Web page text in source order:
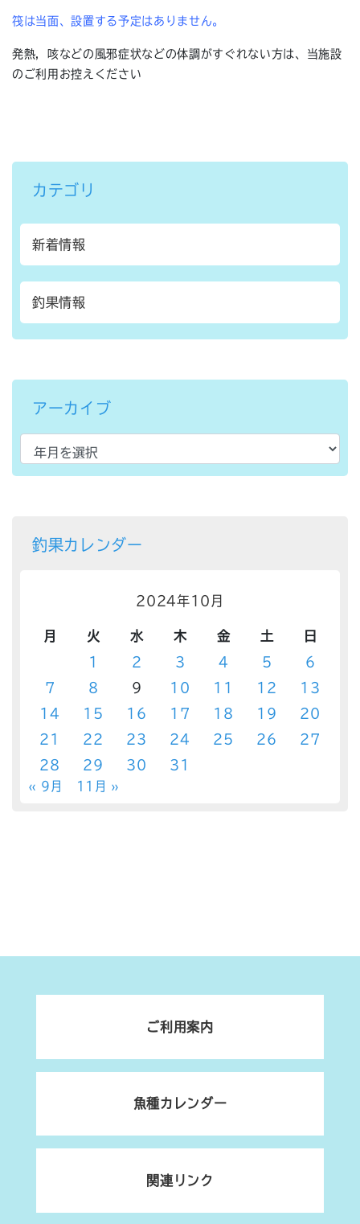
筏は当面、設置する予定はありません。
発熱，咳などの風邪症状などの体調がすぐれない方は、当施設
のご利用お控えください
カテゴリ
新着情報
釣果情報
アーカイブ
釣果カレンダー
2024年10月
月 火 水 木 金 土
日
1
2 3 4 5
6
7
8 9 10 11 12
13
14
15 16 17 18 19
20
21
22 23 24 25 26
27
28
29 30 31
« 9月 11月 »
ご利用案内
魚種カレンダー
関連リンク